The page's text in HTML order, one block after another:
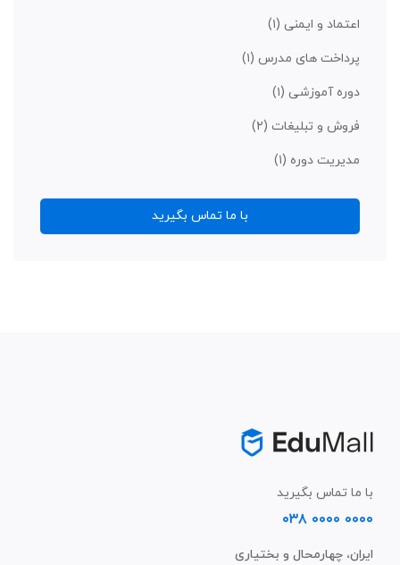
اعتماد و ایمنی (۱)
پرداخت های مدرس (۱)
دوره آموزشی (۱)
فروش و تبلیغات (۲)
مدیریت دوره (۱)
با ما تماس بگیرید
با ما تماس بگیرید
۰۰۰۰ ۰۰۰۰ ۰۳۸
ایران، چهارمحال و بختیاری